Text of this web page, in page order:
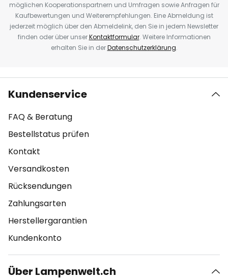
möglichen Kooperationspartnern und Umfragen sowie Anfragen für
Kaufbewertungen und Weiterempfehlungen. Eine Abmeldung ist
jederzeit möglich über den Abmeldelink, den Sie in jedem Newsletter
finden oder über unserKontaktformular. Weitere Informationen
erhalten Sie in derDatenschutzerklärung.
Kundenservice
FAQ & Beratung
Bestellstatus prüfen
Kontakt
Versandkosten
Rücksendungen
Zahlungsarten
Herstellergarantien
Kundenkonto
Über Lampenwelt.ch